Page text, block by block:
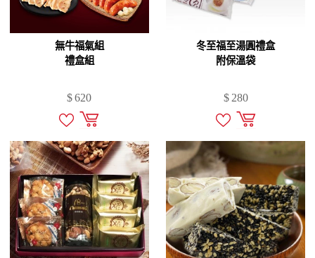
無牛福氣組
禮盒組
$620
冬至福至湯圓禮盒
附保溫袋
$ 280